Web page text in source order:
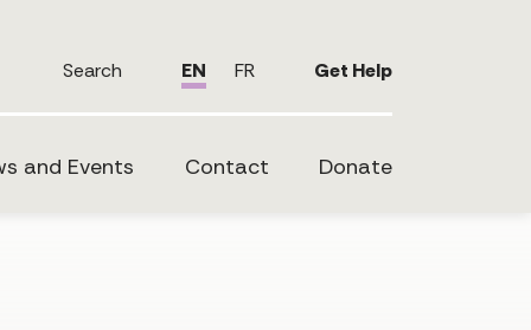
Search EN FR Get Help
and Events Contact Donate